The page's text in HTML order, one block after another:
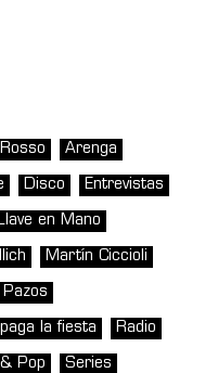
Arenga
Disco Entrevistas
Llave en Mano
Martín Ciccioli
Pazos
la fiesta Radio
Pop Series